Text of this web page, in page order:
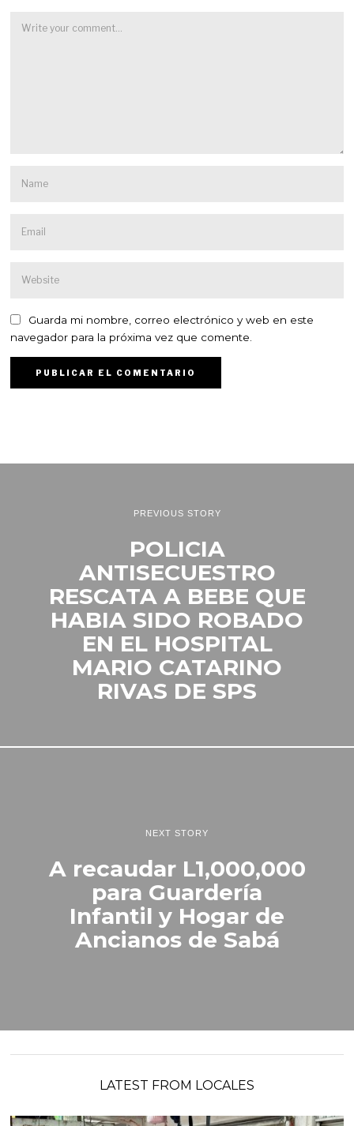
Guarda mi nombre, correo electrónico y web en este
navegador para la próxima vez que comente.
PREVIOUS STORY
POLICIA
ANTISECUESTRO
RESCATA A BEBE QUE
HABIA SIDO ROBADO
EN EL HOSPITAL
MARIO CATARINO
RIVAS DE SPS
NEXT STORY
A recaudar L1,000,000
para Guardería
Infantil y Hogar de
Ancianos de Sabá
LATEST FROM LOCALES